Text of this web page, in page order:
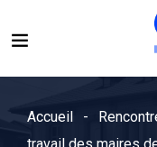
Accueil